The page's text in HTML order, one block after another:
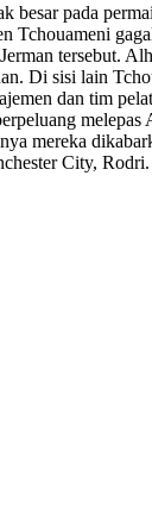
besar pada
Tchouameni
tersebut.
Di sisi lain
dan tim
melepas
mereka
City, Rodri.